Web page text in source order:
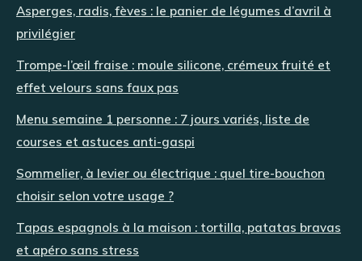
Asperges, radis, fèves : le panier de légumes d’avril à
privilégier
Trompe-l’œil fraise : moule silicone, crémeux fruité et
effet velours sans faux pas
Menu semaine 1 personne : 7 jours variés, liste de
courses et astuces anti-gaspi
Sommelier, à levier ou électrique : quel tire-bouchon
choisir selon votre usage ?
Tapas espagnols à la maison : tortilla, patatas bravas
et apéro sans stress